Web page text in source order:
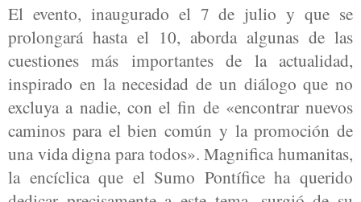
El evento, inaugurado el 7 de julio y que se
prolongará hasta el 10, aborda algunas de las
cuestiones más importantes de la actualidad,
inspirado en la necesidad de un diálogo que no
excluya a nadie, con el fin de «encontrar nuevos
caminos para el bien común y la promoción de
una vida digna para todos». Magnifica humanitas,
la encíclica que el Sumo Pontífice ha querido